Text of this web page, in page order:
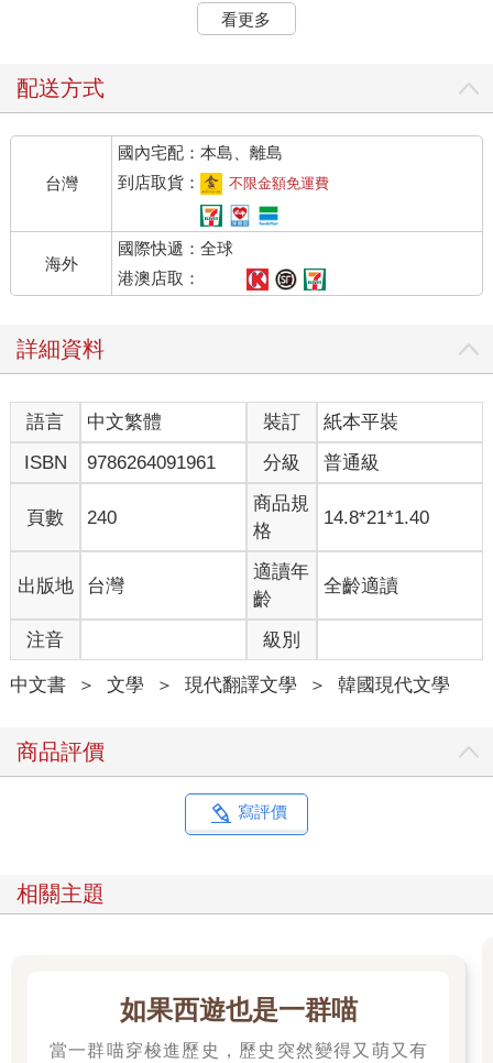
第一夜也是最後一夜的情景。破曉前，兩人之間擺了一把長劍。
這把「鋒利無比」的刀刃，不就是波赫士晚年時橫亙於他與世界
波赫士的墓。不過，我在波赫士看了肯定會無比著迷的聖加侖修
道院圖書館轉了一圈（為保護這座千年圖書館的木地板，遊客必
須套上毛拖鞋，我想起那粗糙的觸感）。我在盧塞恩碼頭乘船，
於冰雪覆蓋的阿爾卑斯山峽谷間漂流到黃昏。
無論在哪，我都不拍照。那些景色只會記錄在我眼中，反正相機
無法捕捉的聲音、氣味與觸感，都會一一刻在我的耳朵、鼻子、
臉頰與雙手上。當時，世界與我之間尚未出現那把刀，那時如此
便已足夠。
二
沉默
女人的雙手交握於胸前，皺眉看向黑板。
戴著厚重銀框眼鏡的男人面帶微笑說道。
女人的嘴唇微微顫抖，用舌尖潤了潤下唇，安靜地快速搓揉胸前
交握的雙手。她張開嘴又閉上，屏住呼吸後又深吸一口氣。男人
像要耐心等待似的往黑板的方向退了一步，說：
「念吧。」
女人的眼皮顫動，有如昆蟲猛烈摩擦翅膀。她用力閉上眼再睜
開，似乎是希望睜眼的瞬間自己能移動到別的地方。
男人用他印著白粉筆痕的手指扶了一下眼鏡。
女人身著高領黑毛衣配黑褲，椅背上掛著的外套也是黑的，塞在
的服裝，粗糙的臉龐消瘦得像尊刻意捏長的泥塑相。
女人既不年輕，也稱不上特別美麗。她雖然有慧黠的眼神，但因
佝僂，彷彿想逃離世界縮進黑衣裡，而她的指甲則是剪到短得過
分。左手腕上纏著的暗紅色天鵝絨髮圈，是她全身上下唯一有色
男人再也等不了女人的回答，將目光平均投向其他人：和她坐同
一排的稚氣大學生、身體半藏在柱子後的中年男子，以及蜷縮著
坐在窗邊的壯碩青年。
看更多
配送方式
台灣
國內宅配：本島、離島
到店取貨：
不限金額免運費
海外
國際快遞：全球
港澳店取：
詳細資料
語言 中文繁體 裝訂
紙本平裝
ISBN
9786264091961 分級 普通級
頁數 240
商品規
格
14.8*21*1.40
出版地 台灣
適讀年
齡
全齡適讀
注音 級別
中文書 ＞ 文學 ＞ 現代翻譯文學 ＞ 韓國現代文學
商品評價
寫評價
相關主題
如果西遊也是一群喵
當一群喵穿梭進歷史，歷史突然變得又萌又有